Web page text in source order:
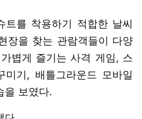
트를 착용하기 적합한 날씨
장을 찾는 관람객들이 다양
볍게 즐기는 사격 게임, 스
기, 배틀그라운드 모바일
을 보였다.